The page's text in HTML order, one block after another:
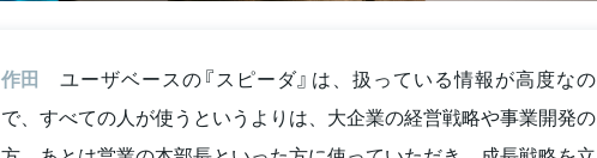
作田
ユーザベースの『スピーダ』は、扱っている情報が高度なの
で、すべての人が使うというよりは、大企業の経営戦略や事業開発の